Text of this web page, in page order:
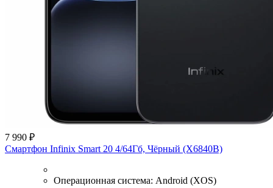
7 990 ₽
Смартфон Infinix Smart 20 4/64Гб, Чёрный (X6840B)
Операционная система: Android (XOS)